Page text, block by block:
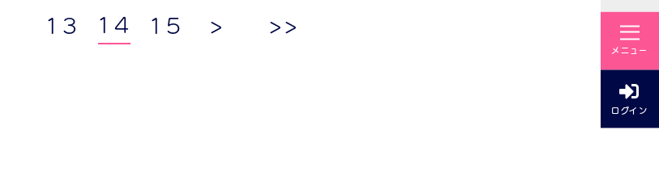
メニュー
ログイン
13 14 15 > >>